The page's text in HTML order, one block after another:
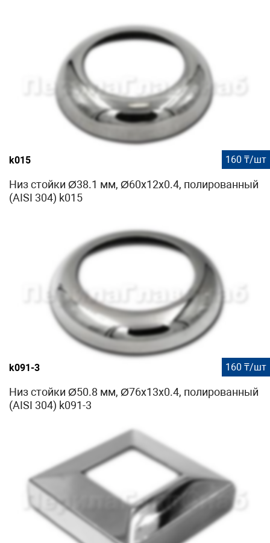
k015 160 ₸/шт
Низ стойки Ø38.1 мм, Ø60х12х0.4, полированный
(AISI 304) k015
k091-3 160 ₸/шт
Низ стойки Ø50.8 мм, Ø76х13х0.4, полированный
(AISI 304) k091-3